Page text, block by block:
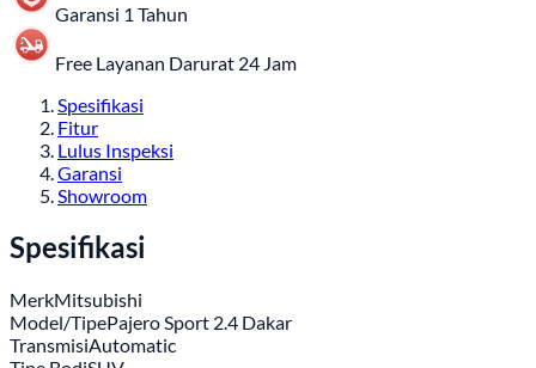
Garansi 1 Tahun
Free Layanan Darurat 24 Jam
Spesifikasi
Fitur
Lulus Inspeksi
Garansi
Showroom
Spesifikasi
MerkMitsubishi
Model/TipePajero Sport 2.4 Dakar
TransmisiAutomatic